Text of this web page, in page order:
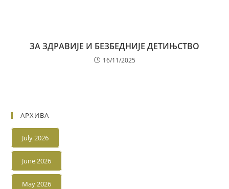
ЗА ЗДРАВИЈЕ И БЕЗБЕДНИЈЕ ДЕТИЊСТВО
16/11/2025
АРХИВА
July 2026
June 2026
May 2026